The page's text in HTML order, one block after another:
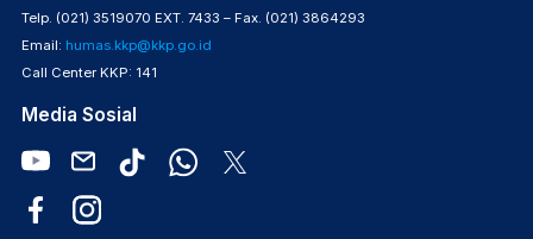
Telp. (021) 3519070 EXT. 7433 – Fax. (021) 3864293
Email: humas.kkp@kkp.go.id
Call Center KKP: 141
Media Sosial